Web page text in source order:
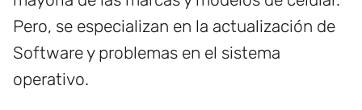
Pero, se especializan en la actualización de
Software y problemas en el sistema
operativo.